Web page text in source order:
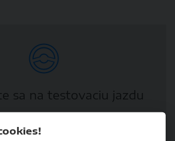
sa na testovaciu jazdu